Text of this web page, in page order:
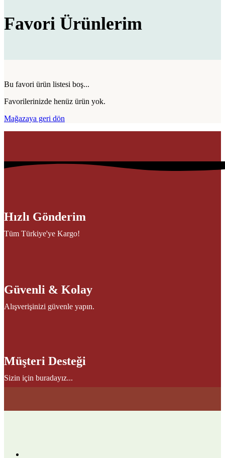
Favori Ürünlerim
Bu favori ürün listesi boş...
Favorilerinizde henüz ürün yok.
Mağazaya geri dön
Hızlı Gönderim
Tüm Türkiye'ye Kargo!
Güvenli & Kolay
Alışverişinizi güvenle yapın.
Müşteri Desteği
Sizin için buradayız...